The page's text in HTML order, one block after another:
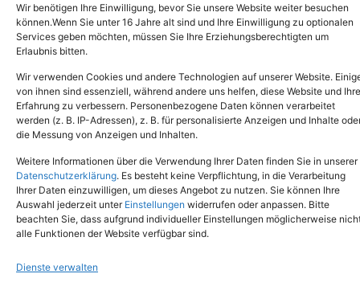
Wir benötigen Ihre Einwilligung, bevor Sie unsere Website weiter besuchen
können.Wenn Sie unter 16 Jahre alt sind und Ihre Einwilligung zu optionalen
Services geben möchten, müssen Sie Ihre Erziehungsberechtigten um
Erlaubnis bitten.
Wir verwenden Cookies und andere Technologien auf unserer Website.
von ihnen sind essenziell, während andere uns helfen, diese Website und Ihre
Erfahrung zu verbessern. Personenbezogene Daten können verarbeitet
werden (z. B. IP-Adressen), z. B. für personalisierte Anzeigen und Inhalte
die Messung von Anzeigen und Inhalten.
Weitere Informationen über die Verwendung Ihrer Daten finden Sie in unserer
Datenschutzerklärung. Es besteht keine Verpflichtung, in die Verarbeitung
Ihrer Daten einzuwilligen, um dieses Angebot zu nutzen. Sie können Ihre
Auswahl jederzeit unter Einstellungen widerrufen oder anpassen. Bitte
beachten Sie, dass aufgrund individueller Einstellungen möglicherweise
alle Funktionen der Website verfügbar sind.
Dienste verwalten
Copyright © 2024. Alle Rechte vorbehalten.
Tel.: (02651) - 77438info@tierheim-mayen.de
In der Pluns 1, 56727 Mayen